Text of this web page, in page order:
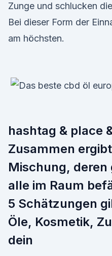
Zunge und schlucken
Bei dieser Form der
am höchsten.
hashtag & place
Zusammen
Mischung, deren
alle im Raum
5 Schätzungen
Öle, Kosmetik,
dein